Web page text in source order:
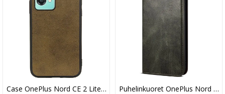
Case OnePlus Nord CE 2 Lite 5G Nahan Muotoilu
Puhelinkuoret OnePlus Nord